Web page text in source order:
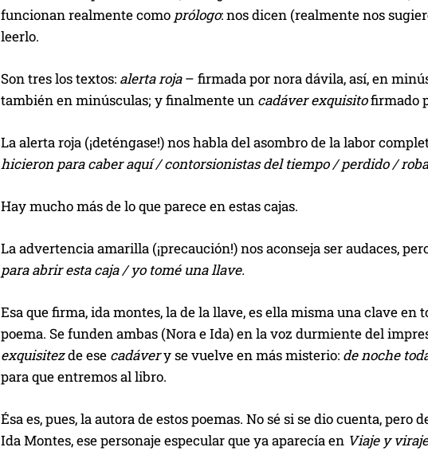
funcionan realmente como prólogo: nos dicen (realmente nos
leerlo.
Son tres los textos: alerta roja– firmada por nora dávila, así, en
también en minúsculas; y finalmente un cadáver exquisitofirmado
La alerta roja (¡deténgase!) nos habla del asombro de la labor
hicieron para caber aquí / contorsionistas del tiempo / perdido /
Hay mucho más de lo que parece en estas cajas.
La advertencia amarilla (¡precaución!) nos aconseja ser audaces,
para abrir esta caja / yo tomé una llave.
Esa que firma, ida montes, la de la llave, es ella misma una clave en
poema. Se funden ambas (Nora e Ida) en la voz durmiente del
exquisitezde ese cadávery se vuelve en más misterio: de noche
para que entremos al libro.
Ésa es, pues, la autora de estos poemas. No sé si se dio cuenta, pero
Ida Montes, ese personaje especular que ya aparecía en Viaje y viraje